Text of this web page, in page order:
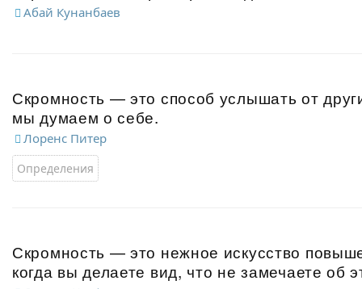
Абай Кунанбаев
Скромность — это способ услышать от
мы думаем о себе.
Лоренс Питер
Определения
Скромность — это нежное искусство
когда вы делаете вид, что не замечаете об